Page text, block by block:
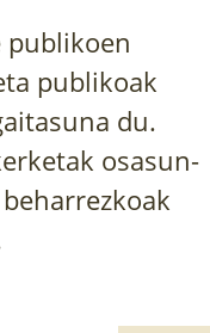
publikoen
publikoak
du.
osasun-